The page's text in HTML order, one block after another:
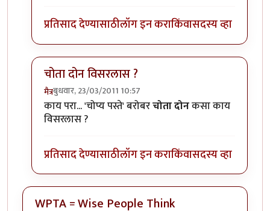
प्रतिसाद देण्यासाठीलॉग इन कराकिंवासदस्य व्हा
चोता दोन विसरलास ?
मैत्रबुधवार, 23/03/2011 10:57
In reply toह्या सगळ्या गदारोळात 'चोप्यbyपरिकथेतील
काय परा... 'चोप्य पस्ते' बरोबरचोता दोनकसा काय
विसरलास ?
प्रतिसाद देण्यासाठीलॉग इन कराकिंवासदस्य व्हा
WPTA = Wise People Think